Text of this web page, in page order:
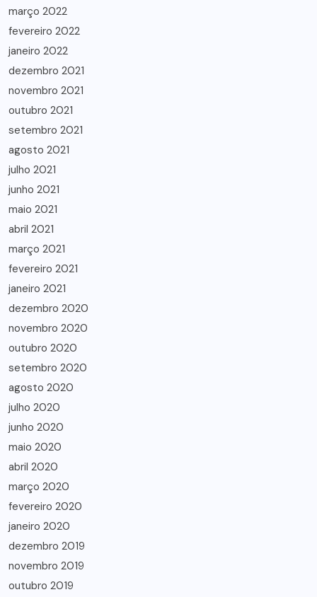
março 2022
fevereiro 2022
janeiro 2022
dezembro 2021
novembro 2021
outubro 2021
setembro 2021
agosto 2021
julho 2021
junho 2021
maio 2021
abril 2021
março 2021
fevereiro 2021
janeiro 2021
dezembro 2020
novembro 2020
outubro 2020
setembro 2020
agosto 2020
julho 2020
junho 2020
maio 2020
abril 2020
março 2020
fevereiro 2020
janeiro 2020
dezembro 2019
novembro 2019
outubro 2019